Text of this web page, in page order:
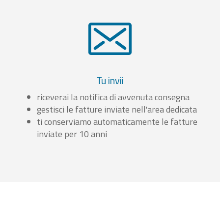
Tu invii
riceverai la notifica di avvenuta consegna
gestisci le fatture inviate nell'area dedicata
ti conserviamo automaticamente le fatture
inviate per 10 anni